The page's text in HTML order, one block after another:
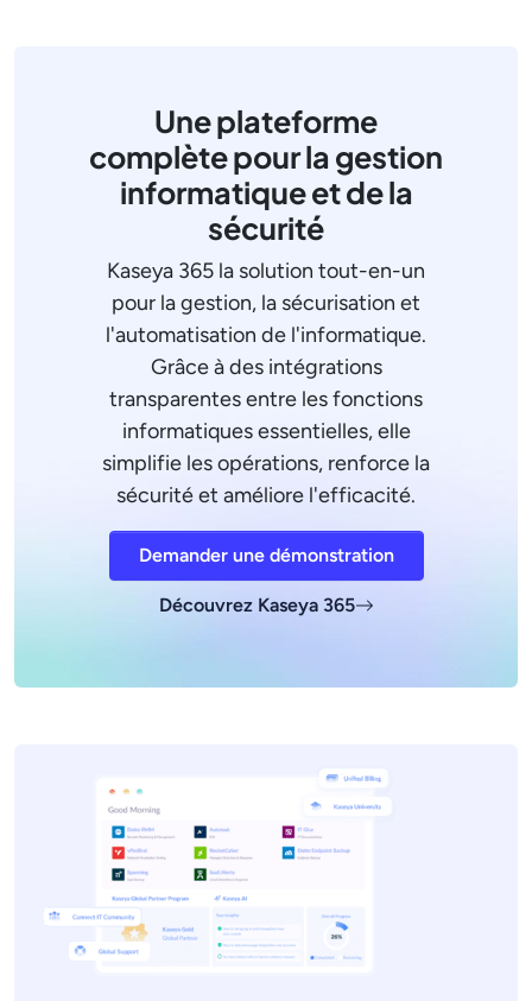
Une plateforme
complète pour la gestion
informatique et de la
sécurité
Kaseya 365 la solution tout-en-un
pour la gestion, la sécurisation et
l'automatisation de l'informatique.
Grâce à des intégrations
transparentes entre les fonctions
informatiques essentielles, elle
simplifie les opérations, renforce la
sécurité et améliore l'efficacité.
Demander une démonstration
Découvrez Kaseya 365